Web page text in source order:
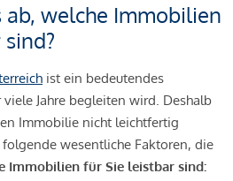
welche Immobilien
ist ein bedeutendes
Jahre begleiten wird. Deshalb
Immobilie nicht leichtfertig
wesentliche Faktoren, die
Immobilien für Sie leistbar sind: